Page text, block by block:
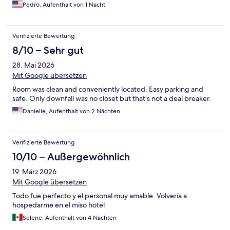
Pedro, Aufenthalt von 1 Nacht
Verifizierte Bewertung
8/10 – Sehr gut
28. Mai 2026
Mit Google übersetzen
Room was clean and conveniently located. Easy parking and
safe. Only downfall was no closet but that’s not a deal breaker.
Danielle, Aufenthalt von 2 Nächten
Verifizierte Bewertung
10/10 – Außergewöhnlich
19. März 2026
Mit Google übersetzen
Todo fue perfecto y el personal muy amable. Volvería a
hospedarme en el miso hotel
Selene, Aufenthalt von 4 Nächten